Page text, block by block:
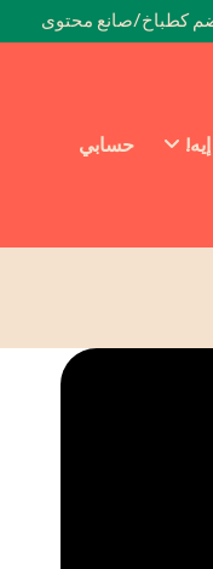
كطباخ/صانع محتوى
حسابي